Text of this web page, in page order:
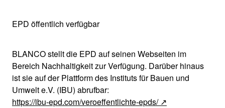
EPD öffentlich verfügbar
BLANCO stellt die EPD auf seinen Webseiten im
Bereich Nachhaltigkeit zur Verfügung. Darüber hinaus
ist sie auf der Plattform des Instituts für Bauen und
Umwelt e.V. (IBU) abrufbar:
https://ibu-epd.com/veroeffentlichte-epds/